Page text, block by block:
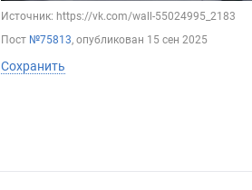
Источник: https://vk.com/wall-55024995_2183
Пост №75813, опубликован 15 сен 2025
Сохранить